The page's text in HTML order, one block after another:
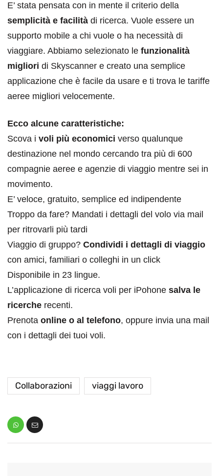
E’ stata pensata con in mente il criterio della
semplicità e facilità di ricerca. Vuole essere un
supporto mobile a chi vuole o ha necessità di
viaggiare. Abbiamo selezionato le funzionalità
migliori di Skyscanner e creato una semplice
applicazione che è facile da usare e ti trova le tariffe
aeree migliori velocemente.
Ecco alcune caratteristiche:
Scova i voli più economici verso qualunque
destinazione nel mondo cercando tra più di 600
compagnie aeree e agenzie di viaggio mentre sei in
movimento.
E’ veloce, gratuito, semplice ed indipendente
Troppo da fare? Mandati i dettagli del volo via mail
per ritrovarli più tardi
Viaggio di gruppo? Condividi i dettagli di viaggio
con amici, familiari o colleghi in un click
Disponibile in 23 lingue.
L’applicazione di ricerca voli per iPohone salva le
ricerche recenti.
Prenota online o al telefono, oppure invia una mail
con i dettagli dei tuoi voli.
Collaborazioni viaggi lavoro